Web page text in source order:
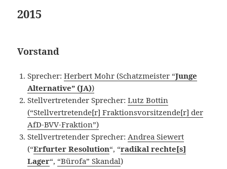
2015
Vorstand
Sprecher:Herbert Mohr (Schatzmeister “Junge
Alternative” (JA))
Stellvertretender Sprecher:Lutz Bottin
(“Stellvertretende[r] Fraktionsvorsitzende[r] der
AfD-BVV-Fraktion”)
Stellvertretender Sprecher: Andrea Siewert
(“Erfurter Resolution“, “radikal rechte[s]
Lager“, “Bürofa” Skandal)